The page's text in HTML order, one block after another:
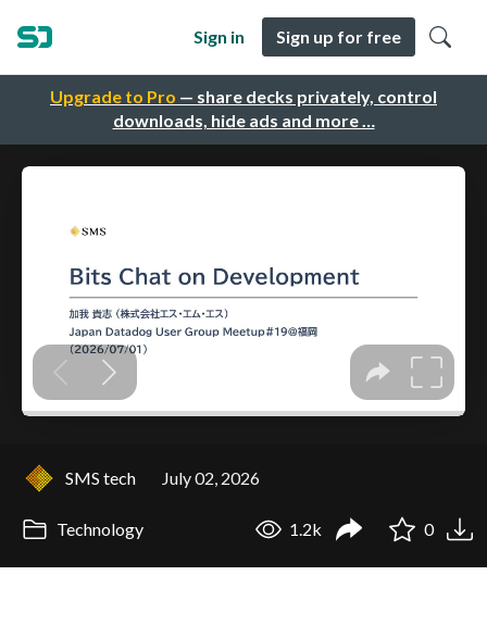
Upgrade to Pro — share decks privately, control
downloads, hide ads and more …
Sign in Sign up for free
SMS tech July 02, 2026
Technology 1.2k 0